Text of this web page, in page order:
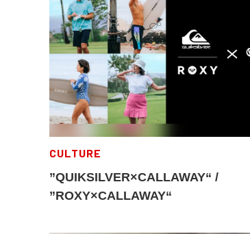
CULTURE
”QUIKSILVER×CALLAWAY“ /
”ROXY×CALLAWAY“